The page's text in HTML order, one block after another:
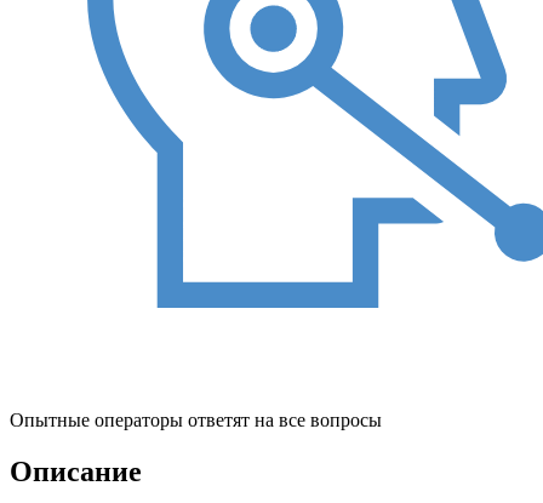
Опытные операторы ответят на все вопросы
Описание